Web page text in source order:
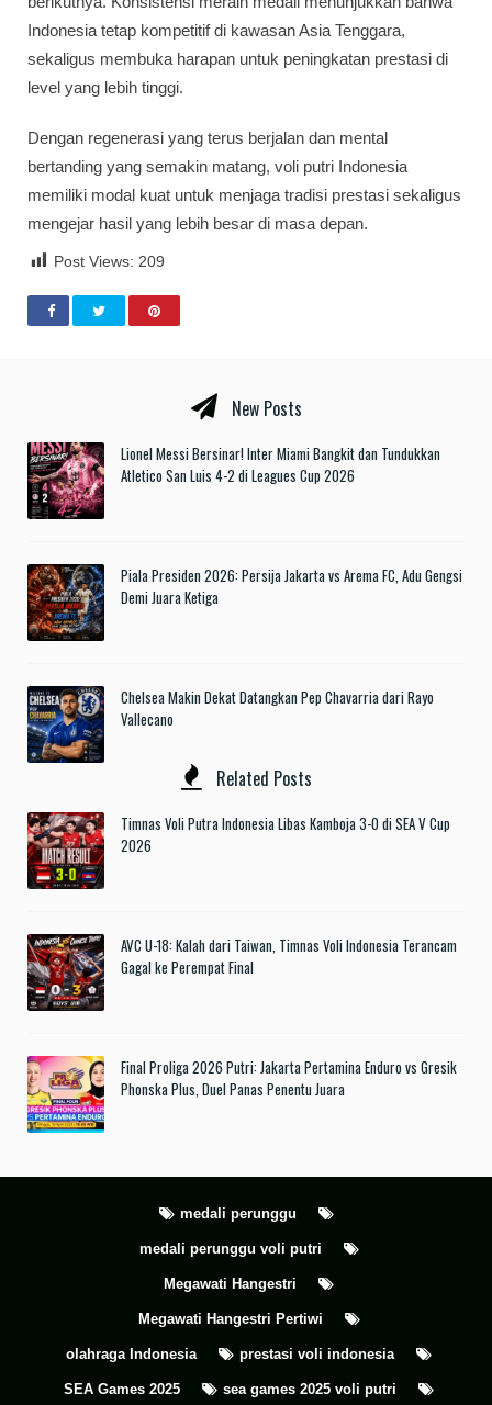
Indonesia tetap kompetitif di kawasan Asia Tenggara,
sekaligus membuka harapan untuk peningkatan prestasi di
level yang lebih tinggi.
Dengan regenerasi yang terus berjalan dan mental
bertanding yang semakin matang, voli putri Indonesia
memiliki modal kuat untuk menjaga tradisi prestasi sekaligus
mengejar hasil yang lebih besar di masa depan.
Post Views: 209
New Posts
Lionel Messi Bersinar! Inter Miami Bangkit dan Tundukkan
Atletico San Luis 4-2 di Leagues Cup 2026
Piala Presiden 2026: Persija Jakarta vs Arema FC, Adu Gengsi
Demi Juara Ketiga
Chelsea Makin Dekat Datangkan Pep Chavarria dari Rayo
Vallecano
Related Posts
Timnas Voli Putra Indonesia Libas Kamboja 3-0 di SEA V Cup
2026
AVC U-18: Kalah dari Taiwan, Timnas Voli Indonesia Terancam
Gagal ke Perempat Final
Final Proliga 2026 Putri: Jakarta Pertamina Enduro vs Gresik
Phonska Plus, Duel Panas Penentu Juara
medali perunggu
medali perunggu voli putri
Megawati Hangestri
Megawati Hangestri Pertiwi
olahraga Indonesia prestasi voli indonesia
SEA Games 2025 sea games 2025 voli putri